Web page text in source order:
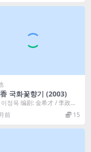
국화꽃향기 (2003)
정욱 编剧: 金希才 / 李政旭
真英 / 朴海日 / 宋宣...
前 15